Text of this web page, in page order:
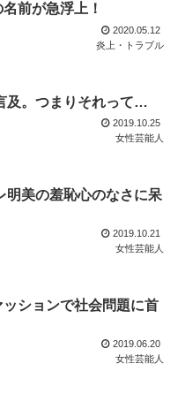
前が急浮上！
2020.05.12
炎上・トラブル
及。つまりそれって…
2019.10.25
女性芸能人
明美の羞恥心のなさに呆
2019.10.21
女性芸能人
ションで社会問題に首
2019.06.20
女性芸能人